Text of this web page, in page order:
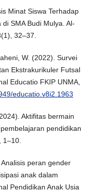
Minat Siswa Terhadap
SMA Budi Mulya. Al-
32–37.
W. (2022). Survei
Ekstrakurikuler Futsal
Educatio FKIP UNMA,
educatio.v8i2.1963
Aktifitas bermain
pendidikan
1–10.
peran gender
anak dalam
Pendidikan Anak Usia